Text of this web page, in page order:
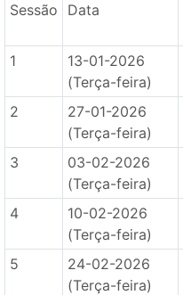
Sessão
Data
1
13-01-2026
(Terça-feira)
2
27-01-2026
(Terça-feira)
3
03-02-2026
(Terça-feira)
4
10-02-2026
(Terça-feira)
5
24-02-2026
(Terça-feira)